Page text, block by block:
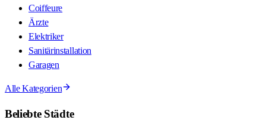
Coiffeure
Ärzte
Elektriker
Sanitärinstallation
Garagen
Alle Kategorien
Beliebte Städte